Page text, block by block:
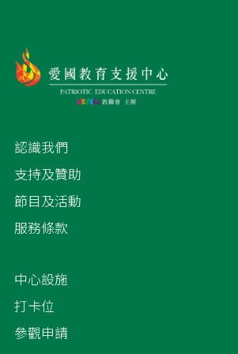
認識我們
支持及贊助
節目及活動
服務條款
中心設施
打卡位
參觀申請